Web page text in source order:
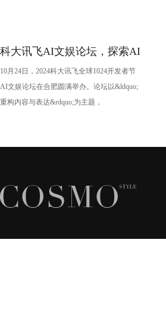
科大讯飞AI文娱论坛，探索AI
时代文娱新未来
10月24日，2024科大讯飞全球1024开发者节
AI文娱论坛在合肥圆满举办。论坛以&ldquo;
重构内容与表达&rdquo;为主题，